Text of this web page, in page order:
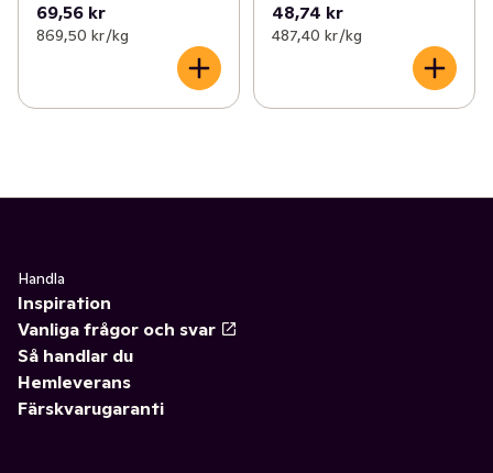
69,56 kr
869,50 kr /kg
48,74 kr
487,40 kr /kg
Handla
Inspiration
Vanliga frågor och svar
Så handlar du
Hemleverans
Färskvarugaranti